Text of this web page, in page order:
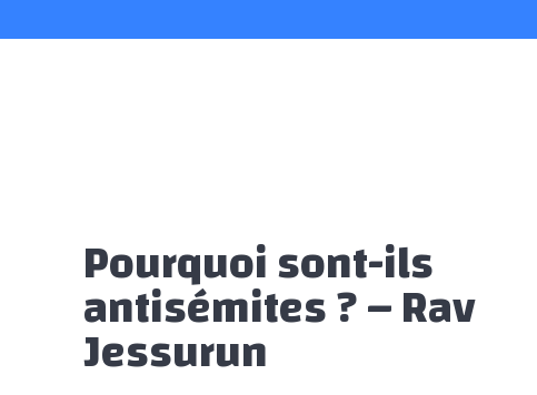
Pourquoi sont-ils
antisémites ? – Rav
Jessurun